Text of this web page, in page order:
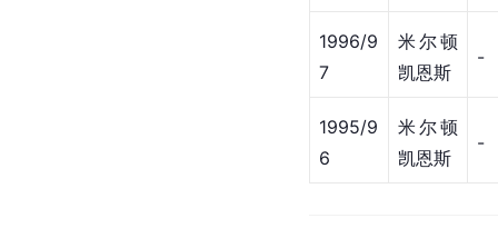
1996/9
7
米尔顿
凯恩斯
-
1995/9
6
米尔顿
凯恩斯
-